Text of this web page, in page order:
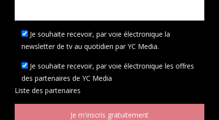
Je souhaite recevoir, par voie électronique la
newsletter de tv au quotidien par YC Media.
Je souhaite recevoir, par voie électronique les offres
des partenaires de YC Media
Liste des partenaires